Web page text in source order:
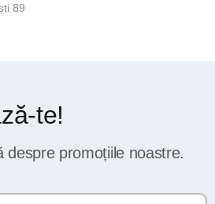
89
te!
despre promoțiile noastre.